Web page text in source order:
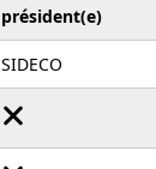
président(e)
SIDECO